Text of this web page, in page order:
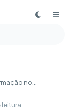
no...
leitura